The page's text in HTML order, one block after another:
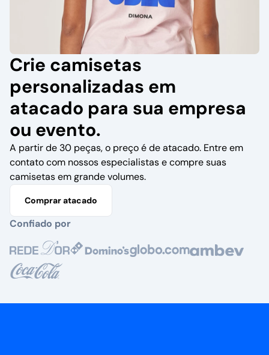
Crie camisetas
personalizadas em
atacado para sua empresa
ou evento.
A partir de 30 peças, o preço é de atacado. Entre em
contato com nossos especialistas e compre suas
camisetas em grande volumes.
Comprar atacado
Confiado por